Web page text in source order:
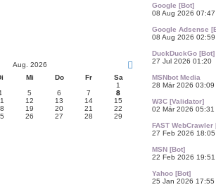
Aug. 2026
Mi Do Fr
Sa
1
5 6 7
8
12 13 14
15
19 20 21
22
26 27 28
29
Google [Bot]
08 Aug 2026 07:47
Google Adsense
08 Aug 2026 02:59
DuckDuckGo [Bot]
27 Jul 2026 01:20
MSNbot Media
28 Mär 2026 03:09
W3C [Validator]
02 Mär 2026 05:31
FAST WebCrawler
27 Feb 2026 18:05
MSN [Bot]
22 Feb 2026 19:51
Yahoo [Bot]
25 Jan 2026 17:55